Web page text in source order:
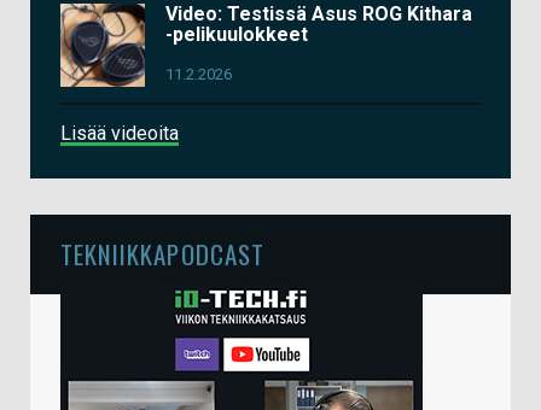
Video: Testissä Asus ROG Kithara
-pelikuulokkeet
11.2.2026
Lisää videoita
TEKNIIKKAPODCAST